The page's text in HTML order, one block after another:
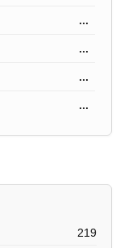
...
...
...
...
219